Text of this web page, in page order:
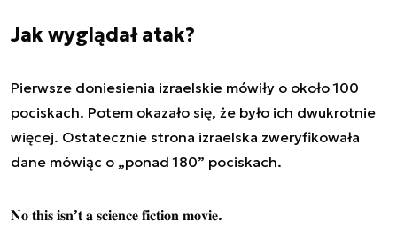
Jak wyglądał atak?
Pierwsze doniesienia izraelskie mówiły o około 100
pociskach. Potem okazało się, że było ich dwukrotnie
więcej. Ostatecznie strona izraelska zweryfikowała
dane mówiąc o „ponad 180” pociskach.
𝐍𝐨 𝐭𝐡𝐢𝐬 𝐢𝐬𝐧’𝐭 𝐚 𝐬𝐜𝐢𝐞𝐧𝐜𝐞 𝐟𝐢𝐜𝐭𝐢𝐨𝐧 𝐦𝐨𝐯𝐢𝐞.